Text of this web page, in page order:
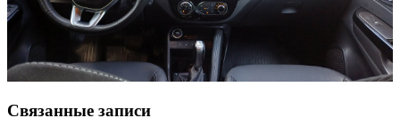
Связанные записи